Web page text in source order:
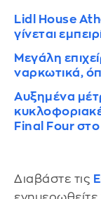
Lidl House
γίνεται
Μεγάλη
ναρκωτικά,
Αυξημένα
Final Four
Διαβάστε τις